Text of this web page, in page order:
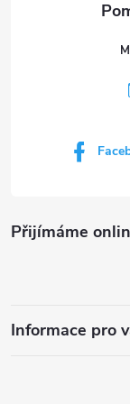
Přijímáme
Informace pro